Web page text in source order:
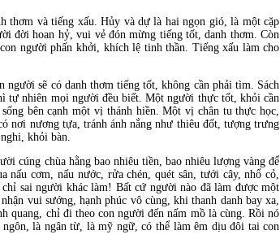
thơm và tiếng xấu. Hủy và dự là hai ngọn gió, là một cặp
đời hoan hỷ, vui vẻ đón mừng tiếng tốt, danh thơm. Còn
người phấn khởi, khích lệ tinh thần. Tiếng xấu làm cho
sẽ có danh thơm tiếng tốt, không cần phải tìm. Sách
tự nhiên mọi người đều biết. Một người thực tốt, khỏi cần
bên cạnh một vị thánh hiền. Một vị chân tu thực học,
nơi nương tựa, tránh ánh nắng như thiêu đốt, tượng trưng
khỏi bàn.
cúng chùa hằng bao nhiêu tiền, bao nhiêu lượng vàng để
cơm, nấu nước, rửa chén, quét sân, tưới cây, nhổ cỏ,
sai người khác làm! Bất cứ người nào đã làm được một
vui sướng, hạnh phúc vô cùng, khi thanh danh bay xa,
quang, chỉ đi theo con người đến nấm mồ là cùng. Rồi nó
là ngân từ, là mỹ ngữ, có thể làm êm dịu đôi tai con